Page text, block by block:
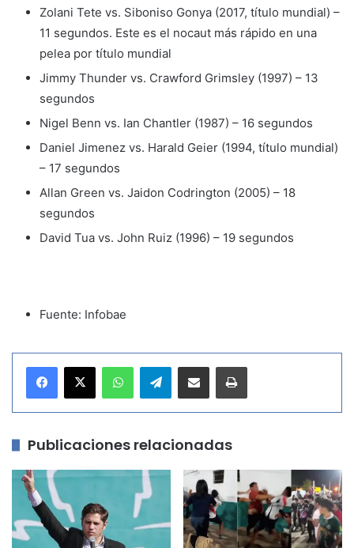
Zolani Tete vs. Siboniso Gonya (2017, título mundial) –
11 segundos. Este es el nocaut más rápido en una
pelea por título mundial
Jimmy Thunder vs. Crawford Grimsley (1997) – 13
segundos
Nigel Benn vs. Ian Chantler (1987) – 16 segundos
Daniel Jimenez vs. Harald Geier (1994, título mundial)
– 17 segundos
Allan Green vs. Jaidon Codrington (2005) – 18
segundos
David Tua vs. John Ruiz (1996) – 19 segundos
Fuente: Infobae
Telegram
Publicaciones relacionadas